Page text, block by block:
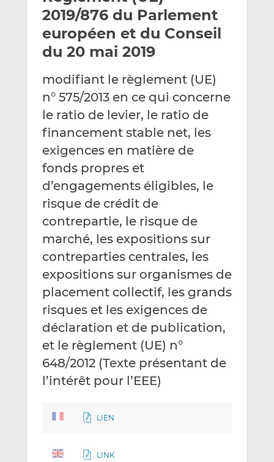
e
r
p
a
e
m
i
l
g
e
r
s
r
L
n
k
e
d
n
g
e
r
s
r
F
c
e
b
o
k
2019/876 du Parlement
européen et du Conseil
du 20 mai 2019
modifiant le règlement (UE)
n° 575/2013 en ce qui concerne
le ratio de levier, le ratio de
financement stable net, les
exigences en matière de
fonds propres et
d’engagements éligibles, le
risque de crédit de
contrepartie, le risque de
marché, les expositions sur
contreparties centrales, les
expositions sur organismes de
placement collectif, les grands
risques et les exigences de
déclaration et de publication,
et le règlement (UE) n°
648/2012 (Texte présentant de
l’intérêt pour l’EEE)
LIEN
LINK